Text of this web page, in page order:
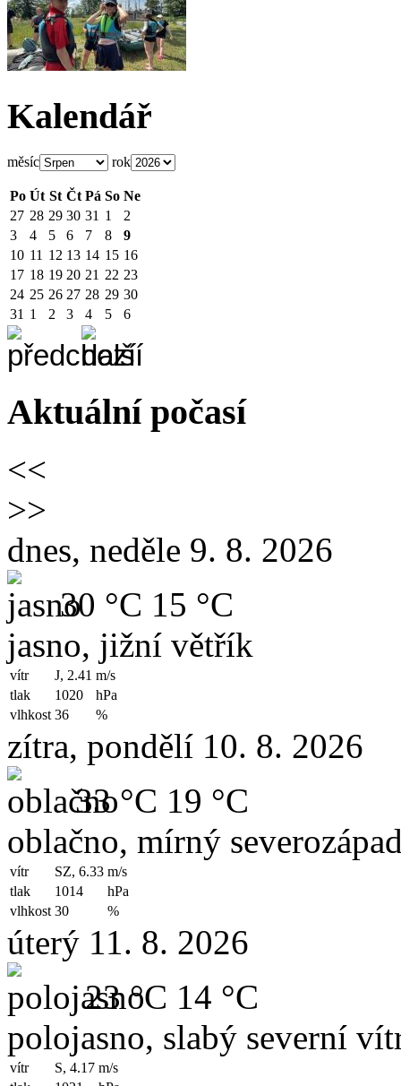
Kalendář
měsíc rok
Po Út St Čt Pá So Ne
27 28 29 30 31 1
2
3
4 5 6 7 8
9
10 11 12 13 14 15 16
17 18 19 20 21 22 23
24 25 26 27 28 29 30
31 1 2 3 4 5 6
Aktuální počasí
<<
>>
dnes, neděle 9. 8. 2026
30 °C 15 °C
jasno, jižní větřík
vítr J, 2.41 m/s
tlak
1020
hPa
vlhkost 36 %
zítra, pondělí 10. 8. 2026
33 °C 19 °C
oblačno, mírný
vítr SZ, 6.33 m/s
tlak
1014
hPa
vlhkost 30 %
úterý 11. 8. 2026
23 °C 14 °C
polojasno, slabý severní
vítr S, 4.17 m/s